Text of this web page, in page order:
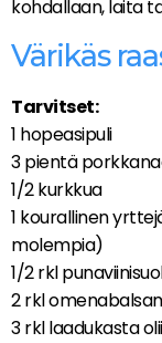
kohdallaan, laita
Värikäs
Tarvitset:
1 hopeasipuli
3 pientä
1/2 kurkkua
1 kourallinen
molempia)
1/2 rkl
2 rkl
3 rkl laadukasta